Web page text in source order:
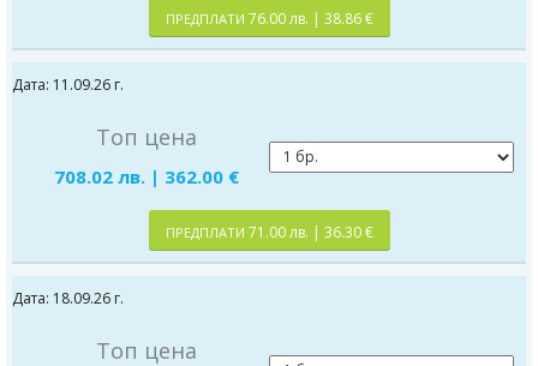
ПРЕДПЛАТИ 76.00 лв. | 38.86 €
Дата: 11.09.26 г.
Топ цена
708.02 лв. | 362.00 €
ПРЕДПЛАТИ 71.00 лв. | 36.30 €
Дата: 18.09.26 г.
Топ цена